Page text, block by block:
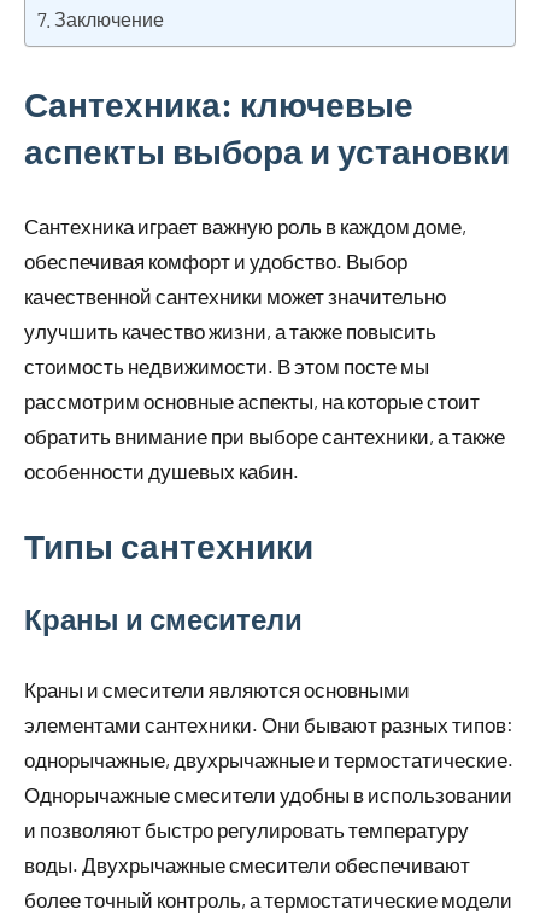
Заключение
Сантехника: ключевые
аспекты выбора и установки
Сантехника играет важную роль в каждом доме,
обеспечивая комфорт и удобство. Выбор
качественной сантехники может значительно
улучшить качество жизни, а также повысить
стоимость недвижимости. В этом посте мы
рассмотрим основные аспекты, на которые стоит
обратить внимание при выборе сантехники, а также
особенности душевых кабин.
Типы сантехники
Краны и смесители
Краны и смесители являются основными
элементами сантехники. Они бывают разных типов:
однорычажные, двухрычажные и термостатические.
Однорычажные смесители удобны в использовании
и позволяют быстро регулировать температуру
воды. Двухрычажные смесители обеспечивают
более точный контроль, а термостатические модели